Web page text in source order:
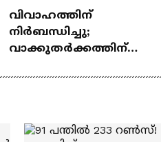
വിവാഹത്തിന്
നിർബന്ധിച്ചു;
വാക്കുതർക്കത്തിന്
അധ്യാപികയെ കഴുത്തു